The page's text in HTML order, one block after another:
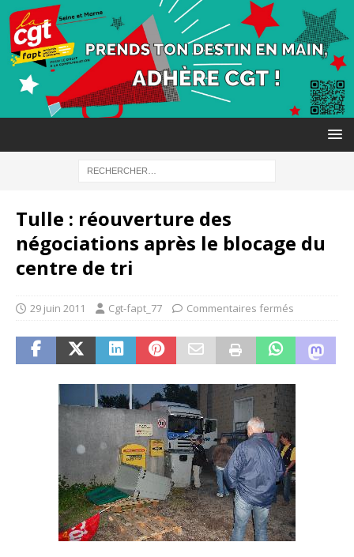
Tulle : réouverture des
négociations après le blocage du
centre de tri
29 juin 2011 Cgt-fapt_77 Commentaires fermés